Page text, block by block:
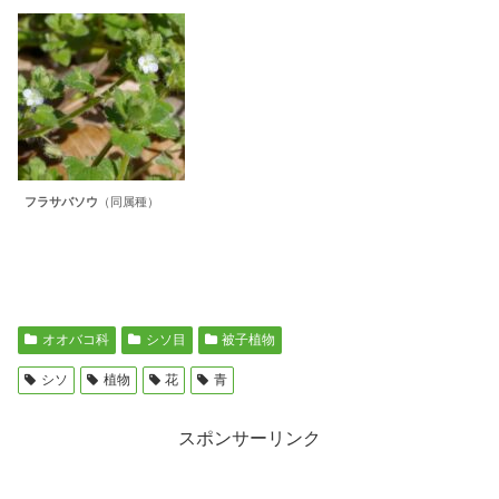
フラサバソウ （同属種）
オオバコ科 シソ目 被子植物
シソ 植物 花 青
スポンサーリンク